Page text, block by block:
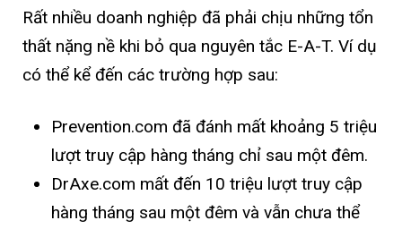
Rất nhiều doanh nghiệp đã phải chịu những tổn
thất nặng nề khi bỏ qua nguyên tắc E-A-T. Ví dụ
có thể kể đến các trường hợp sau:
Prevention.com đã đánh mất khoảng 5 triệu
lượt truy cập hàng tháng chỉ sau một đêm.
DrAxe.com mất đến 10 triệu lượt truy cập
hàng tháng sau một đêm và vẫn chưa thể